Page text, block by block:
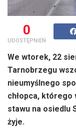
0
UDOSTĘPNIEŃ
We wtorek, 22
Tarnobrzegu
nieumyślnego
chłopca, którego
stawu na osiedlu
żyje.